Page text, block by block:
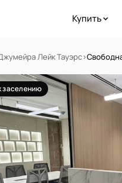
Купить
Лейк Тауэрс›
заселению